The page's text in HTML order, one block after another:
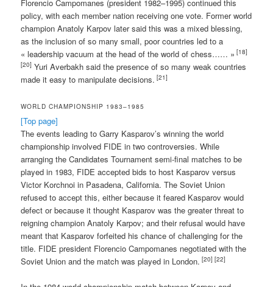
Florencio Campomanes (president 1982–1995) continued this
policy, with each member nation receiving one vote. Former world
champion Anatoly Karpov later said this was a mixed blessing,
as the inclusion of so many small, poor countries led to a
« leadership vacuum at the head of the world of chess…… » [18]
[20] Yuri Averbakh said the presence of so many weak countries
made it easy to manipulate decisions. [21]
WORLD CHAMPIONSHIP 1983–1985
[Top page]
The events leading to Garry Kasparov’s winning the world
championship involved FIDE in two controversies. While
arranging the Candidates Tournament semi-final matches to be
played in 1983, FIDE accepted bids to host Kasparov versus
Victor Korchnoi in Pasadena, California. The Soviet Union
refused to accept this, either because it feared Kasparov would
defect or because it thought Kasparov was the greater threat to
reigning champion Anatoly Karpov; and their refusal would have
meant that Kasparov forfeited his chance of challenging for the
title. FIDE president Florencio Campomanes negotiated with the
Soviet Union and the match was played in London. [20] [22]